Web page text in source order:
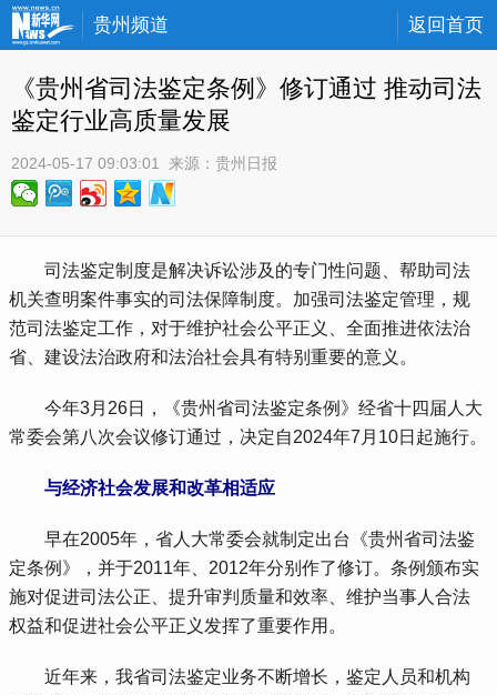
贵州频道 返回首页
《贵州省司法鉴定条例》修订通过 推动司法
鉴定行业高质量发展
2024-05-17 09:03:01 来源： 贵州日报
司法鉴定制度是解决诉讼涉及的专门性问题、帮助司法
机关查明案件事实的司法保障制度。加强司法鉴定管理，规
范司法鉴定工作，对于维护社会公平正义、全面推进依法治
省、建设法治政府和法治社会具有特别重要的意义。
今年3月26日，《贵州省司法鉴定条例》经省十四届人大
常委会第八次会议修订通过，决定自2024年7月10日起施行。
与经济社会发展和改革相适应
早在2005年，省人大常委会就制定出台《贵州省司法鉴
定条例》，并于2011年、2012年分别作了修订。条例颁布实
施对促进司法公正、提升审判质量和效率、维护当事人合法
权益和促进社会公平正义发挥了重要作用。
近年来，我省司法鉴定业务不断增长，鉴定人员和机构